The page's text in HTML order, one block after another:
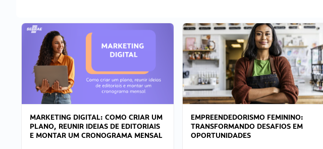
MARKETING DIGITAL: COMO CRIAR UM
PLANO, REUNIR IDEIAS DE EDITORIAIS
E MONTAR UM CRONOGRAMA MENSAL
EMPREENDEDORISMO FEMININO:
TRANSFORMANDO DESAFIOS EM
OPORTUNIDADES